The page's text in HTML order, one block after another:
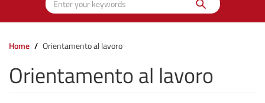
Enter your keywords
Search
Home Orientamento al lavoro
Orientamento al lavoro